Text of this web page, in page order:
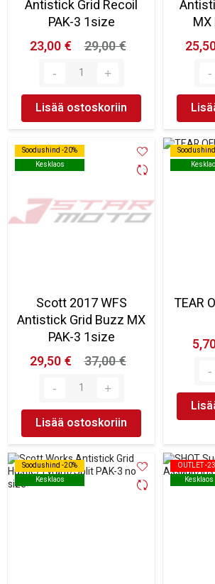
Antistick Grid Recoil
PAK-3 1size
23,00 €
29,00 €
Lisää ostoskoriin
Soodushind -20%
Kesklaos
Soodushind -20%
Kesklaos
Scott 2017 WFS
Antistick Grid Buzz MX
PAK-3 1size
29,50 €
37,00 €
Lisää ostoskoriin
TEAR
Soodushind -20%
Kesklaos
Soodushind -20%
Kesklaos
OUTLET -
Kesklaos
OUTLET -
Kesklaos